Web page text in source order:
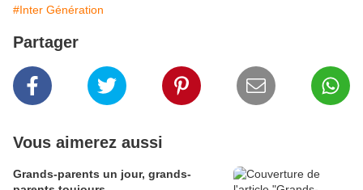
#Inter Génération
Partager
Vous aimerez aussi
Grands-parents un jour, grands-